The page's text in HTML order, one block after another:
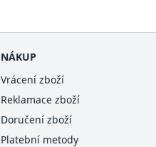
NÁKUP
Vrácení zboží
Reklamace zboží
Doručení zboží
Platební metody